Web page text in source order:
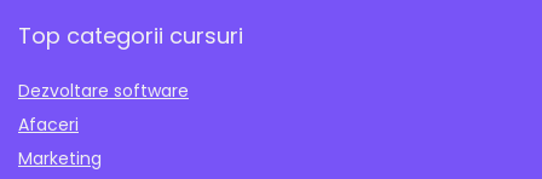
Top categorii cursuri
Dezvoltare software
Afaceri
Marketing